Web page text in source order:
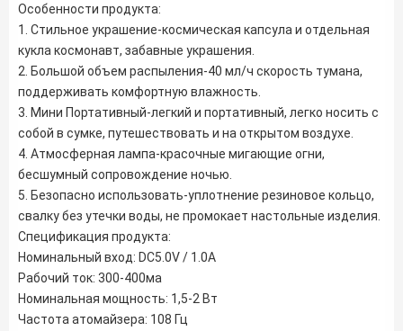
Особенности продукта:
1. Стильное украшение-космическая капсула и отдельная
кукла космонавт, забавные украшения.
2. Большой объем распыления-40 мл/ч скорость тумана,
поддерживать комфортную влажность.
3. Мини Портативный-легкий и портативный, легко носить с
собой в сумке, путешествовать и на открытом воздухе.
4. Атмосферная лампа-красочные мигающие огни,
бесшумный сопровождение ночью.
5. Безопасно использовать-уплотнение резиновое кольцо,
свалку без утечки воды, не промокает настольные изделия.
Спецификация продукта:
Номинальный вход: DC5.0V / 1.0A
Рабочий ток: 300-400ма
Номинальная мощность: 1,5-2 Вт
Частота атомайзера: 108 Гц